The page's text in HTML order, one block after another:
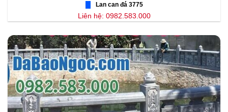
Lan can đá 3775
Liên hệ: 0982.583.000